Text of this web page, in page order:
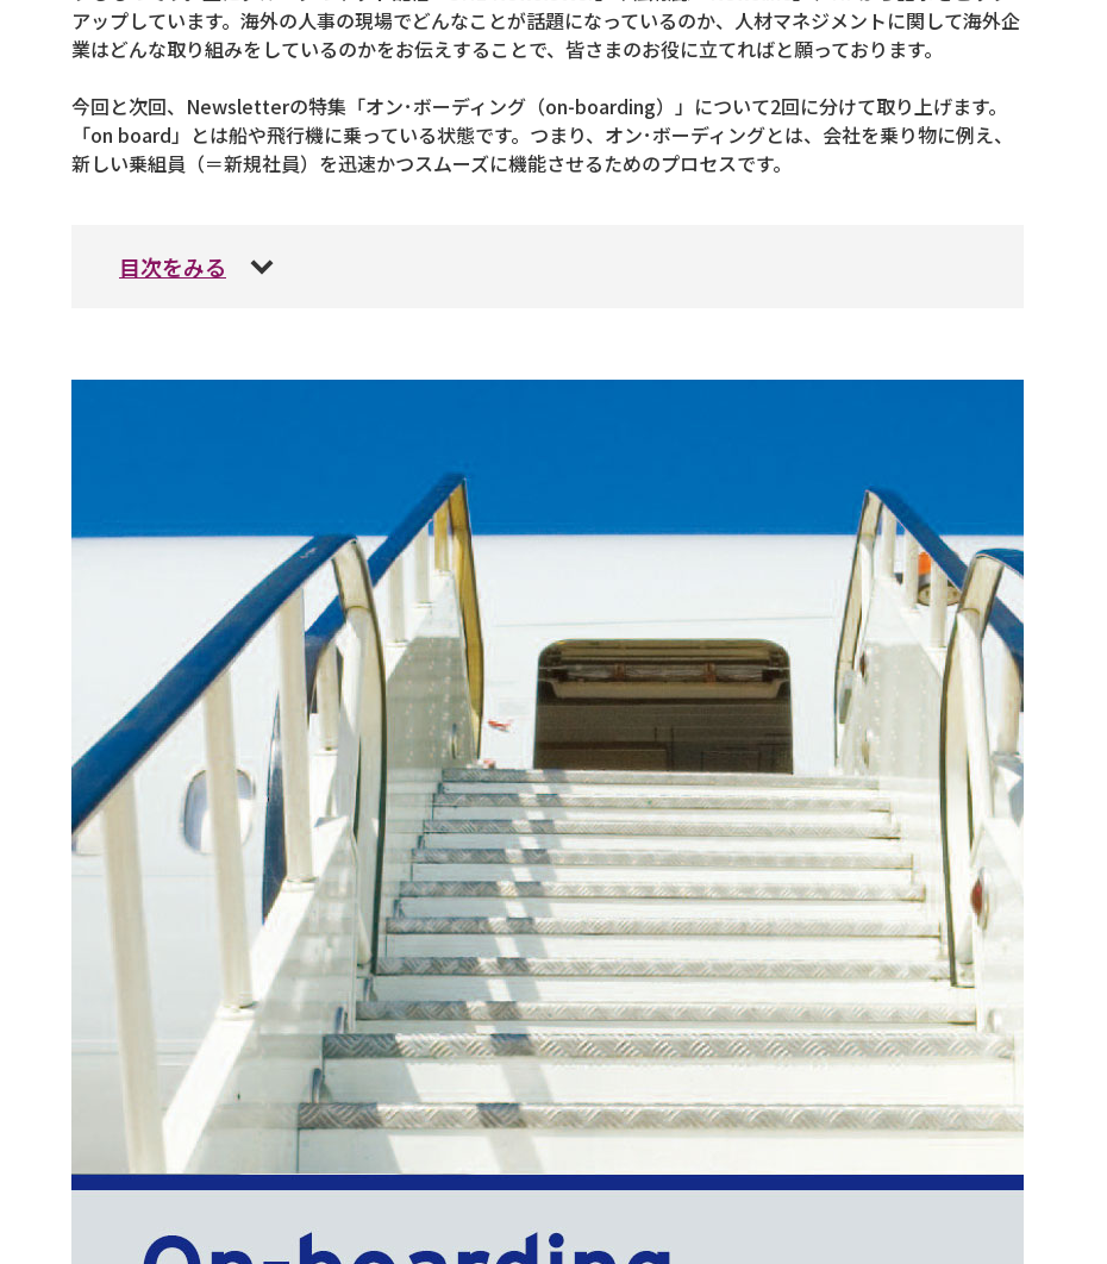
アップしています。海外の人事の現場でどんなことが話題になっているのか、人材マネジメントに関して海外企
業はどんな取り組みをしているのかをお伝えすることで、皆さまのお役に立てればと願っております。
今回と次回、Newsletterの特集「オン･ボーディング（on-boarding）」について2回に分けて取り上げます。
「on board」とは船や飛行機に乗っている状態です。つまり、オン･ボーディングとは、会社を乗り物に例え、
新しい乗組員（＝新規社員）を迅速かつスムーズに機能させるためのプロセスです。
目次をみる